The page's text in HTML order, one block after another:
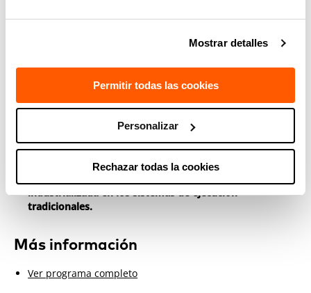
Mostrar detalles
Permitir todas las cookies
Personalizar
Rechazar todas la cookies
la mesa redonda:
Seguridad Estructural, presentará la ponencia"La
tecnología fotovoltaica integrada (BIPV) en la
edificación: retos en sus caracterización y cumplimiento
de requisitos".
Laboratorio deServicios de Digitales de Construcción. En
esta mesa redonda aportará laperspectiva de la
industrializada en los sistemas de ejecución
tradicionales.
Más información
Ver programa completo